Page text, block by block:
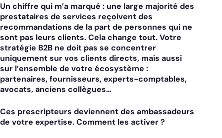
Un chiffre qui m’a marqué : une large majorité des
prestataires de services reçoivent des
recommandations de la part de personnes qui ne
sont pas leurs clients. Cela change tout. Votre
stratégie B2B ne doit pas se concentrer
uniquement sur vos clients directs, mais aussi
sur l’ensemble de votre écosystème :
partenaires, fournisseurs, experts-comptables,
avocats, anciens collègues…
Ces prescripteurs deviennent des ambassadeurs
de votre expertise. Comment les activer ?